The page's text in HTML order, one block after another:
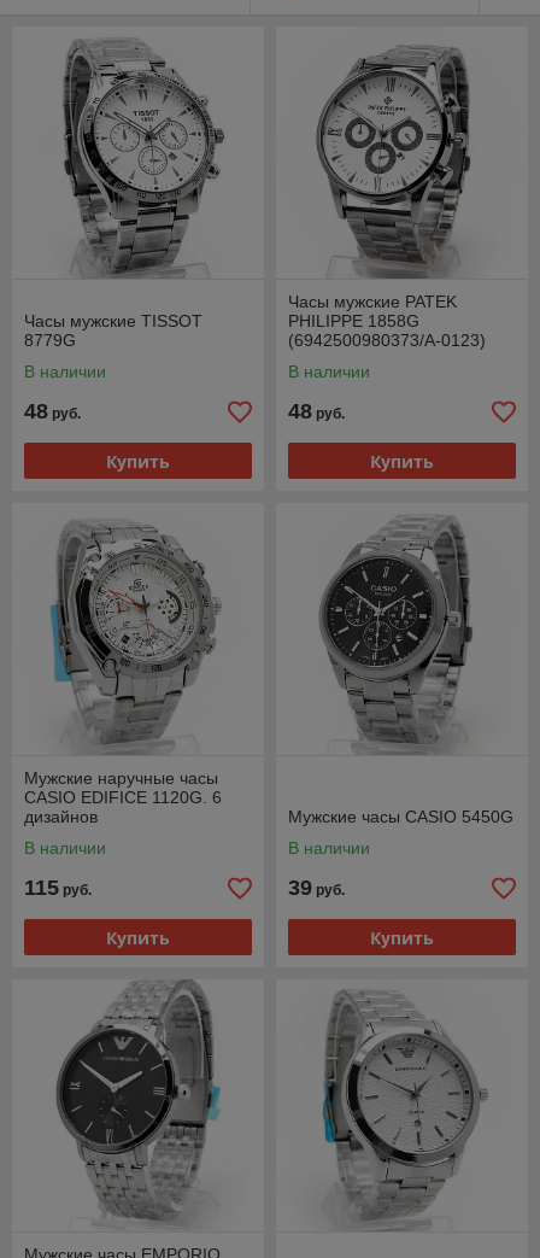
Часы мужские TISSOT
8779G
В наличии
48 руб.
Купить
Часы мужские PATEK
PHILIPPE 1858G
(6942500980373/A-0123)
В наличии
48 руб.
Купить
Мужские наручные часы
CASIO EDIFICE 1120G. 6
дизайнов
В наличии
115 руб.
Купить
Мужские часы CASIO 5450G
В наличии
39 руб.
Купить